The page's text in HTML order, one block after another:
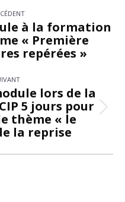
à la formation
« Première
repérées »
lors de la
5 jours pour
thème « le
la reprise